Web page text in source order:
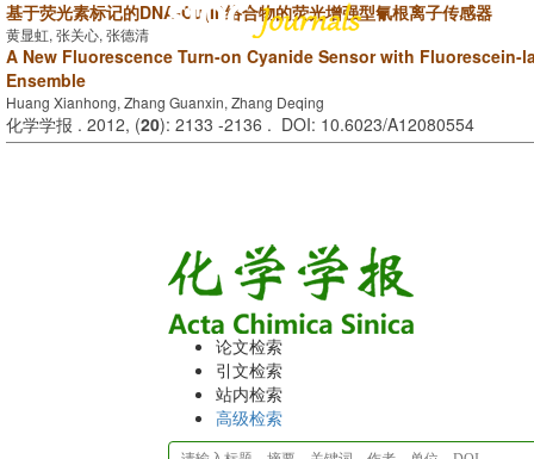
论文检索
引文检索
站内检索
高级检索
基于荧光素标记的DNA-Cu(II)络合物的荧光增强型氰根离子传感器
黄显虹, 张关心, 张德清
A New Fluorescence Turn-on Cyanide Sensor with Fluorescein-
Ensemble
Huang Xianhong, Zhang Guanxin, Zhang Deqing
化学学报 . 2012, (20): 2133 -2136 . DOI: 10.6023/A12080554